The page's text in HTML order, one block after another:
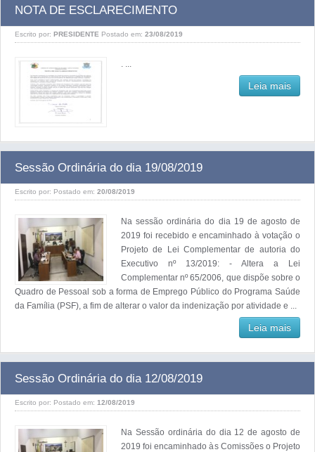
NOTA DE ESCLARECIMENTO
Escrito por: PRESIDENTE Postado em: 23/08/2019
. ...
Leia mais
Sessão Ordinária do dia 19/08/2019
Escrito por: Postado em: 20/08/2019
Na sessão ordinária do dia 19 de agosto de
2019 foi recebido e encaminhado à votação o
Projeto de Lei Complementar de autoria do
Executivo nº 13/2019: - Altera a Lei
Complementar nº 65/2006, que dispõe sobre o
Quadro de Pessoal sob a forma de Emprego Público do Programa Saúde
da Família (PSF), a fim de alterar o valor da indenização por atividade e ...
Leia mais
Sessão Ordinária do dia 12/08/2019
Escrito por: Postado em: 12/08/2019
Na Sessão ordinária do dia 12 de agosto de
2019 foi encaminhado às Comissões o Projeto